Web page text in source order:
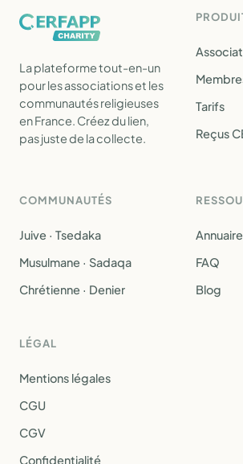
La plateforme tout-en-un
pour les associations et les
communautés religieuses
en France. Créez du lien,
pas juste de la collecte.
Tarifs
Reçus
COMMUNAUTÉS
Juive · Tsedaka
Musulmane · Sadaqa
Chrétienne · Denier
FAQ
Blog
LÉGAL
Mentions légales
CGU
CGV
Confidentialité